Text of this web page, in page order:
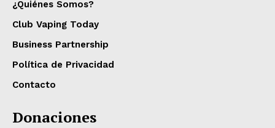
¿Quiénes Somos?
Club Vaping Today
Business Partnership
Política de Privacidad
Contacto
Donaciones